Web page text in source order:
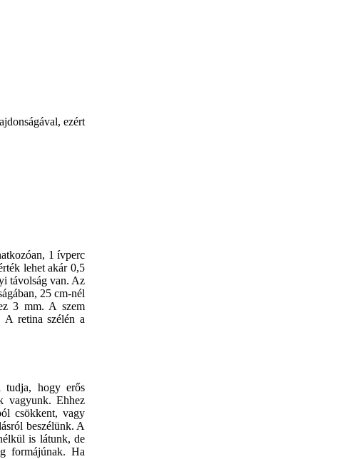
ezért
1 ívperc
lehet akár 0,5
távolság van. Az
25 cm-nél
3 mm. A szem
A retina szélén a
tudja, hogy erős
vagyunk. Ehhez
csökkent, vagy
beszélünk. A
is látunk, de
formájúnak. Ha